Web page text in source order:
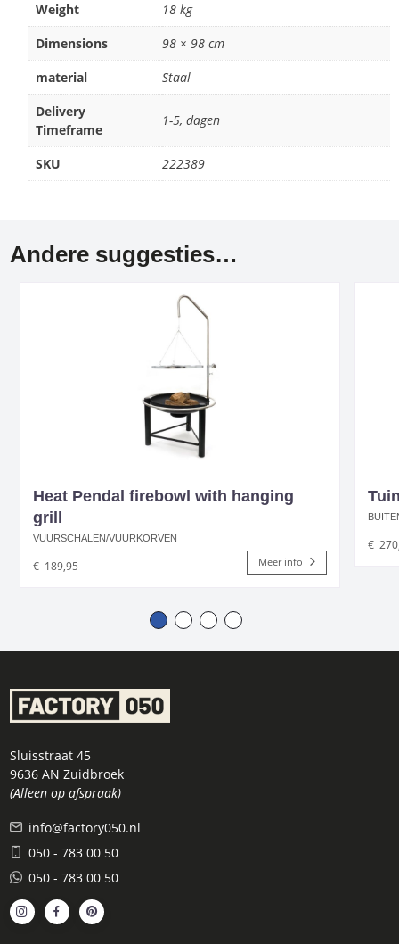
Weight
18 kg
Dimensions
98 × 98 cm
material
Staal
Delivery
Timeframe
1-5, dagen
SKU 222389
Andere suggesties…
Heat Pendal firebowl with hanging
grill
VUURSCHALEN/VUURKORVEN
€ 189,95 Meer info
€
Sluisstraat 45
9636 AN Zuidbroek
(Alleen op afspraak)
info@factory050.nl
050 - 783 00 50
050 - 783 00 50